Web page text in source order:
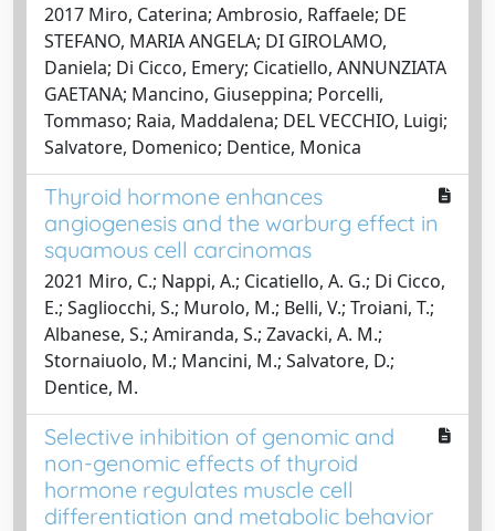
2017 Miro, Caterina; Ambrosio, Raffaele; DE
STEFANO, MARIA ANGELA; DI GIROLAMO,
Daniela; Di Cicco, Emery; Cicatiello, ANNUNZIATA
GAETANA; Mancino, Giuseppina; Porcelli,
Tommaso; Raia, Maddalena; DEL VECCHIO, Luigi;
Salvatore, Domenico; Dentice, Monica
Thyroid hormone enhances
angiogenesis and the warburg effect in
squamous cell carcinomas
2021 Miro, C.; Nappi, A.; Cicatiello, A. G.; Di Cicco,
E.; Sagliocchi, S.; Murolo, M.; Belli, V.; Troiani, T.;
Albanese, S.; Amiranda, S.; Zavacki, A. M.;
Stornaiuolo, M.; Mancini, M.; Salvatore, D.;
Dentice, M.
Selective inhibition of genomic and
non-genomic effects of thyroid
hormone regulates muscle cell
differentiation and metabolic behavior